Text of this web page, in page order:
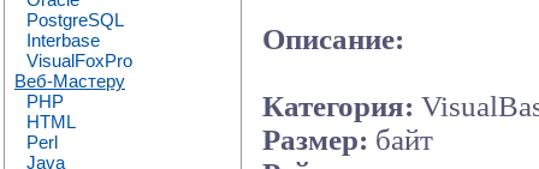
PostgreSQL
Interbase
VisualFoxPro
Веб-Мастеру
PHP
HTML
Perl
Java
Описание:
Категория:
Размер: байт